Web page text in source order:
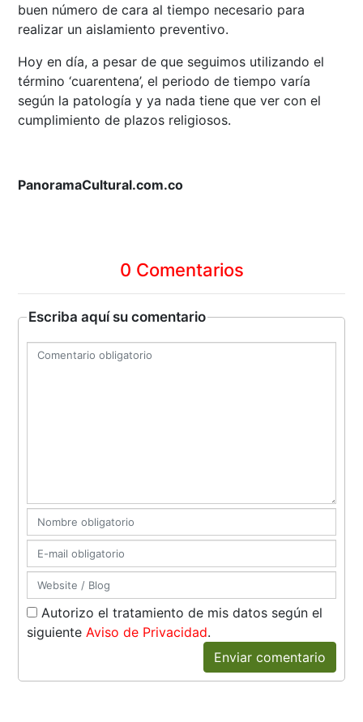
buen número de cara al tiempo necesario para
realizar un aislamiento preventivo.
Hoy en día, a pesar de que seguimos utilizando el
término ‘cuarentena’, el periodo de tiempo varía
según la patología y ya nada tiene que ver con el
cumplimiento de plazos religiosos.
PanoramaCultural.com.co
0 Comentarios
Escriba aquí su comentario
Autorizo el tratamiento de mis datos según el
siguienteAviso de Privacidad.
Enviar comentario